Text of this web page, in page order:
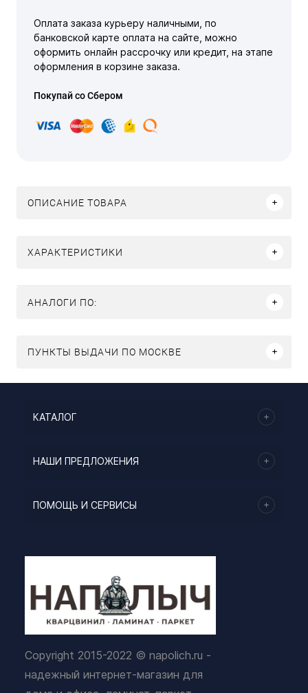
Оплата заказа курьеру наличными, по
банковской карте оплата на сайте, можно
оформить онлайн рассрочку или кредит, на этапе
оформления в корзине заказа.
Покупай со Сбером
ОПИСАНИЕ ТОВАРА
ХАРАКТЕРИСТИКИ
АНАЛОГИ ПО:
ПУНКТЫ ВЫДАЧИ ПО МОСКВЕ
КАТАЛОГ
НАШИ ПРЕДЛОЖЕНИЯ
ПОМОЩЬ И СЕРВИСЫ
Copyright 2015-2022 © napolich.ru -
надежный интернет-магазин для